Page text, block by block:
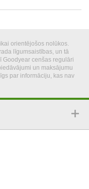
orientējošos nolūkos.
līgumsaistības, un tā
Goodyear cenšas regulāri
un maksājumu
par informāciju, kas nav